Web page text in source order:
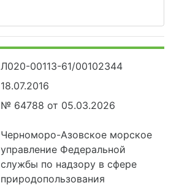
Л020-00113-61/00102344
18.07.2016
№ 64788 от 05.03.2026
Черноморо-Азовское морское
управление Федеральной
службы по надзору в сфере
природопользования